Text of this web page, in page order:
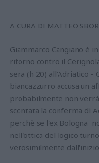
A CURA DI MATTEO
Giammarco Cangiano è
ritorno contro il
sera (h 20) all'Adriatico -
biancazzurro accusa un
probabilmente non
scontata la conferma di
perchè se l'ex Bologna
nell'ottica del logico
verosimilmente